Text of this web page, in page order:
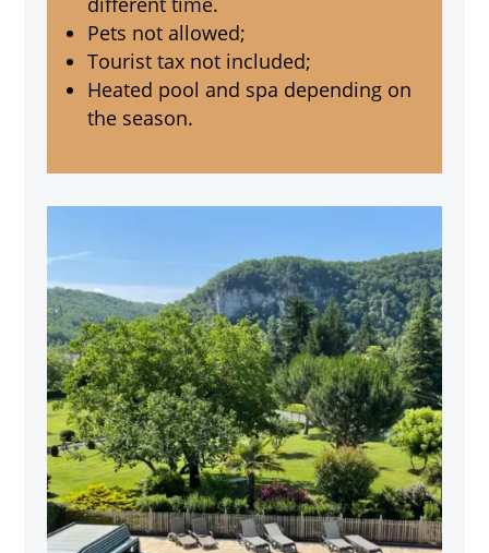
Pets not allowed;
Tourist tax not included;
Heated pool and spa depending on
the season.